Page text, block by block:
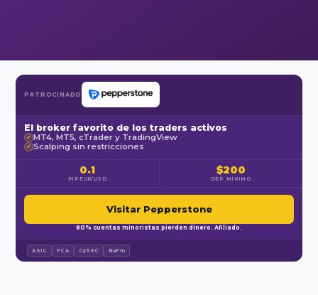
PATROCINADO
El broker favorito de los traders activos
✓ MT4, MT5, cTrader y TradingView
✓ Scalping sin restricciones
0.1
PIP EUR/USD
$200
DEP. MÍNIMO
Visitar Pepperstone
80% cuentas minoristas pierden dinero. Afiliado.
ASIC FCA CySEC BaFin